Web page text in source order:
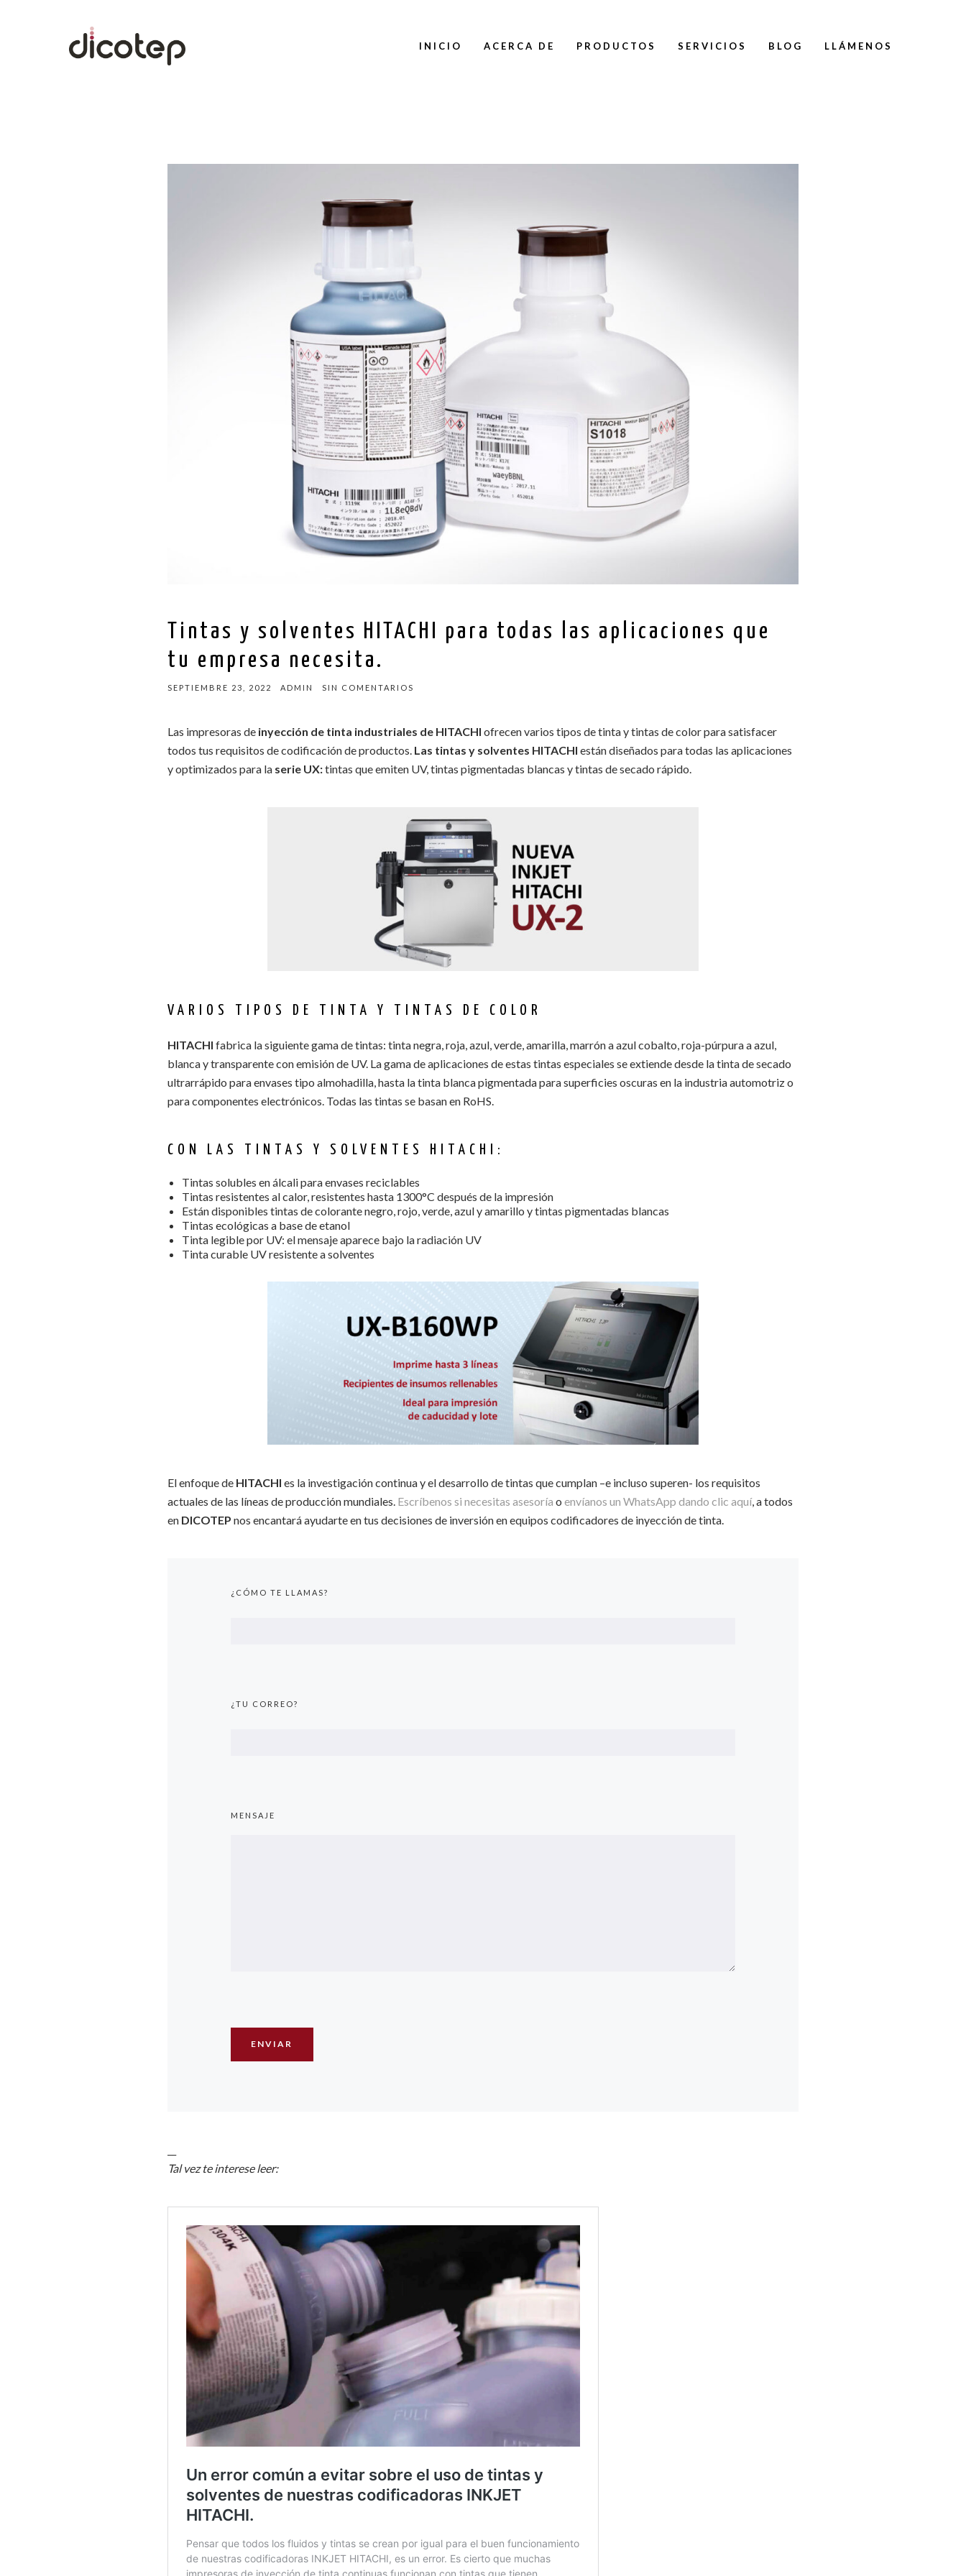
INICIO ACERCA DE PRODUCTOS SERVICIOS BLOG LLÁMENOS
Tintas y solventes HITACHI para todas las aplicaciones que
tu empresa necesita.
SEPTIEMBRE 23, 2022 ADMIN SIN COMENTARIOS
Las impresoras de inyección de tinta industriales de HITACHI ofrecen varios tipos de tinta y tintas de color para satisfacer
todos tus requisitos de codificación de productos. Las tintas y solventes HITACHI están diseñados para todas las aplicaciones
y optimizados para la serie UX:tintas que emiten UV, tintas pigmentadas blancas y tintas de secado rápido.
VARIOS TIPOS DE TINTA Y TINTAS DE COLOR
HITACHI fabrica la siguiente gama de tintas: tinta negra, roja, azul, verde, amarilla, marrón a azul cobalto, roja-púrpura a azul,
blanca y transparente con emisión de UV. La gama de aplicaciones de estas tintas especiales se extiende desde la tinta de secado
ultrarrápido para envases tipo almohadilla, hasta la tinta blanca pigmentada para superficies oscuras en la industria automotriz o
para componentes electrónicos. Todas las tintas se basan en RoHS.
CON LAS TINTAS Y SOLVENTES HITACHI:
Tintas solubles en álcali para envases reciclables
Tintas resistentes al calor, resistentes hasta 1300°C después de la impresión
Están disponibles tintas de colorante negro, rojo, verde, azul y amarillo y tintas pigmentadas blancas
Tintas ecológicas a base de etanol
Tinta legible por UV: el mensaje aparece bajo la radiación UV
Tinta curable UV resistente a solventes
El enfoque de HITACHI es la investigación continua y el desarrollo de tintas que cumplan –e incluso superen- los requisitos
actuales de las líneas de producción mundiales. Escríbenos si necesitas asesoría oenvíanos un WhatsApp dando clic aquí, a todos
en DICOTEP nos encantará ayudarte en tus decisiones de inversión en equipos codificadores de inyección de tinta.
¿CÓMO TE LLAMAS?
¿TU CORREO?
MENSAJE
Tal vez te interese leer: